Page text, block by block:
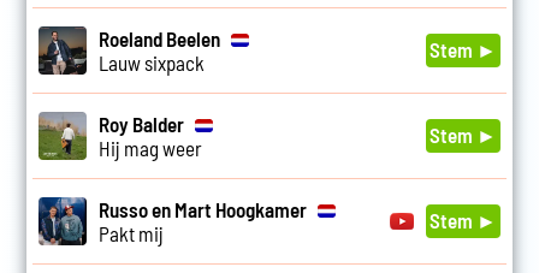
Roeland Beelen
Lauw sixpack
Stem ►
Roy Balder
Hij mag weer
Stem ►
Russo en Mart Hoogkamer
Pakt mij
Stem ►